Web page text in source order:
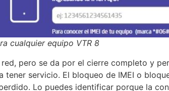
cualquier equipo VTR 8
pero se da por el cierre completo y
servicio. El bloqueo de IMEI o
Lo puedes identificar porque la